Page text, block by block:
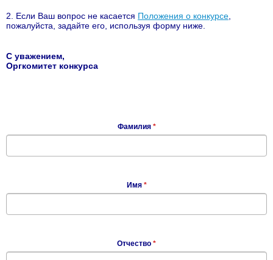
2. Если Ваш вопрос не касается Положения о конкурсе
пожалуйста, задайте его, используя форму ниже.
С уважением,
Оргкомитет конкурса
Фамилия *
Имя *
Отчество *